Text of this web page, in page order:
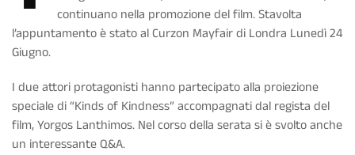
continuano nella promozione del film. Stavolta
l’appuntamento è stato al Curzon Mayfair di Londra Lunedì 24
Giugno.
I due attori protagonisti hanno partecipato alla proiezione
speciale di “Kinds of Kindness” accompagnati dal regista del
film, Yorgos Lanthimos. Nel corso della serata si è svolto anche
un interessante Q&A.